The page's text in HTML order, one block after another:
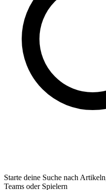
Starte deine Suche nach
Teams oder Spielern